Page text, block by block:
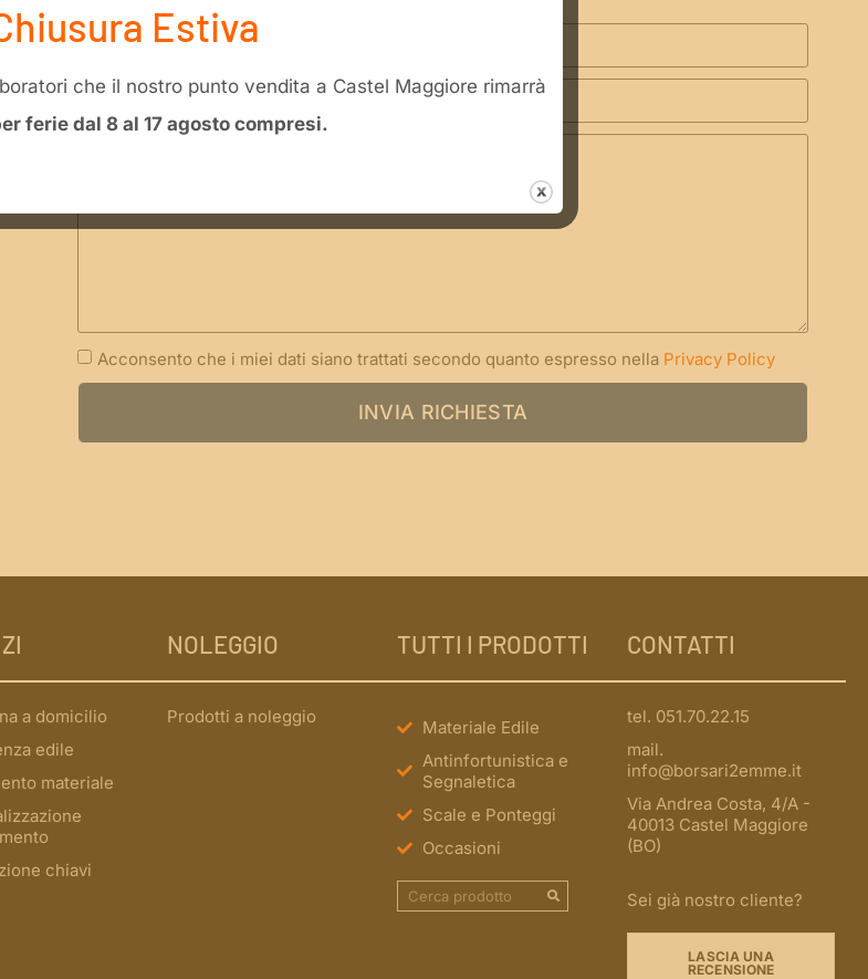
Acconsento che i miei dati siano trattati secondo quanto espresso nella Privacy Policy
INVIA RICHIESTA
NOLEGGIO TUTTI I PRODOTTI CONTATTI
a domicilio
edile
materiale
chiavi
Prodotti a noleggio
Materiale Edile
Antinfortunistica e
Segnaletica
Scale e Ponteggi
Occasioni
tel. 051.70.22.15
mail.
info@borsari2emme.it
Via Andrea Costa, 4/A -
40013 Castel Maggiore
(BO)
Sei già nostro cliente?
LASCIA UNA
RECENSIONE
Estiva
che il nostro punto vendita a Castel Maggiore rimarrà
ferie dal 8 al 17 agosto compresi.